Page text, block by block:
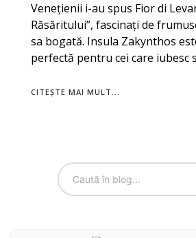
Venețienii i-au spus Fior di
Răsăritului”, fascinați de
sa bogată. Insula Zakynthos
perfectă pentru cei care iubesc
CITEȘTE MAI MULT...